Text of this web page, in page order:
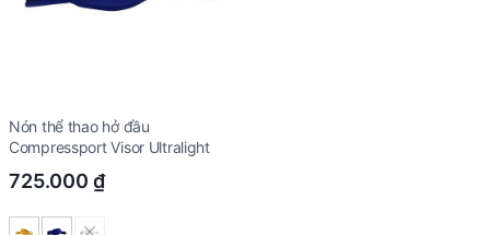
Nón thể thao hở đầu
Compressport Visor Ultralight
725.000 ₫